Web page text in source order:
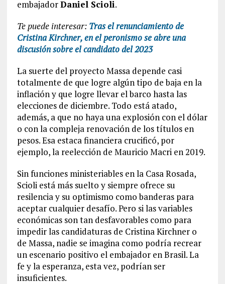
embajadorDaniel Scioli.
Te puede interesar: Tras el renunciamiento de
Cristina Kirchner, en el peronismo se abre una
discusión sobre el candidato del 2023
La suerte del proyecto Massa depende casi
totalmente de que logre algún tipo de baja en la
inflación y que logre llevar el barco hasta las
elecciones de diciembre. Todo está atado,
además, a que no haya una explosión con el dólar
o con la compleja renovación de los títulos en
pesos. Esa estaca financiera crucificó, por
ejemplo, la reelección de Mauricio Macri en 2019.
Sin funciones ministeriables en la Casa Rosada,
Scioli está más suelto y siempre ofrece su
resilencia y su optimismo como banderas para
aceptar cualquier desafío. Pero si las variables
económicas son tan desfavorables como para
impedir las candidaturas de Cristina Kirchner o
de Massa, nadie se imagina como podría recrear
un escenario positivo el embajador en Brasil. La
fe y la esperanza, esta vez, podrían ser
insuficientes.